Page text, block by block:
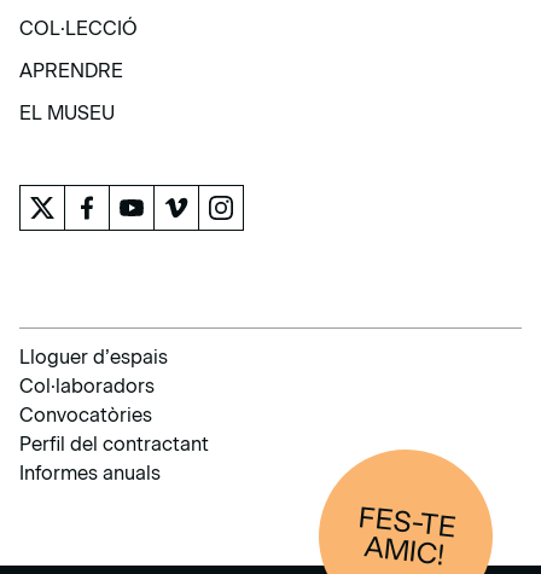
EXPOSICIONS I ACTIVITATS
COL·LECCIÓ
COL·LECCIÓ
APRENDRE
APRENDRE
EL MUSEU
Lloguer d’espais
Col·laboradors
Convocatòries
Perfil del contractant
Informes anuals
FES-TE
AM
IC!